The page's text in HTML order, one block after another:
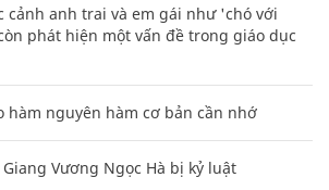
cảnh anh trai và em gái như 'chó với
phát hiện một vấn đề trong giáo dục
hàm nguyên hàm cơ bản cần nhớ
Vương Ngọc Hà bị kỷ luật